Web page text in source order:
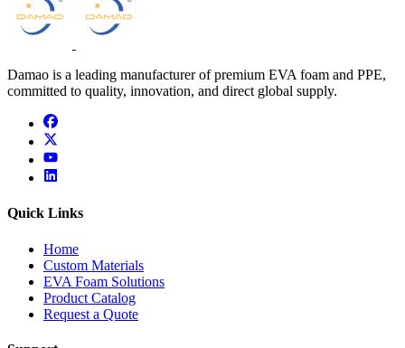
Damao is a leading manufacturer of premium EVA foam and PPE,
committed to quality, innovation, and direct global supply.
facebook
x
youtube
linkedin
Quick Links
Home
Custom Materials
EVA Foam Solutions
Product Catalog
Request a Quote